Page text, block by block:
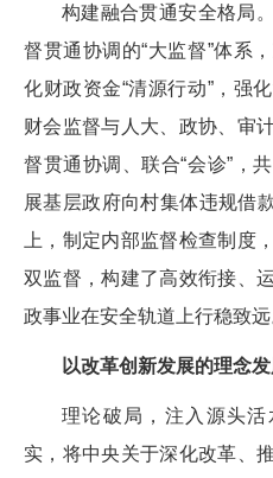
构建融合贯通安全格局
督贯通协调的“大监督”体系
化财政资金“清源行动”，强
财会监督与人大、政协、审
督贯通协调、联合“会诊”，
展基层政府向村集体违规借
上，制定内部监督检查制度
双监督，构建了高效衔接、
政事业在安全轨道上行稳致远
以改革创新发展的理念
理论破局，注入源头活
实，将中央关于深化改革、